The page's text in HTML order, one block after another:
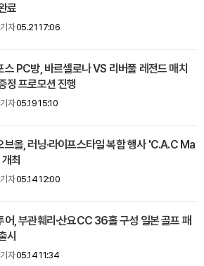
료
자05.21 17:06
스 PC방, 바르셀로나 VS 리버풀 레전드 매치
정 프로모션 진행
자05.19 15:10
브올, 러닝·라이프스타일 복합 행사 'C.A.C Ma
최
자05.14 12:00
어, 부관훼리·산요CC 36홀 구성 일본 골프 패
시
자05.14 11:34